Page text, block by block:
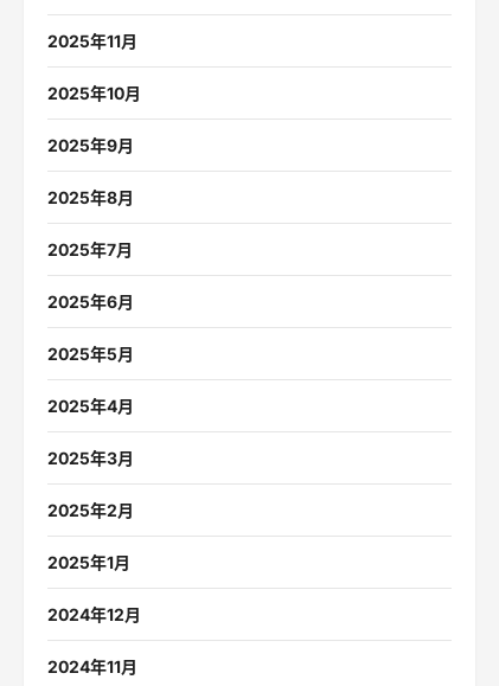
2025年11月
2025年10月
2025年9月
2025年8月
2025年7月
2025年6月
2025年5月
2025年4月
2025年3月
2025年2月
2025年1月
2024年12月
2024年11月